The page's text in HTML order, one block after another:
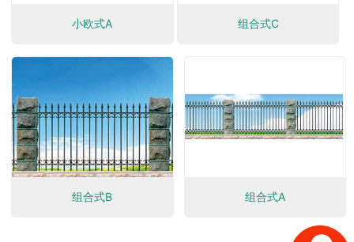
小欧式A 组合式C
组合式B 组合式A